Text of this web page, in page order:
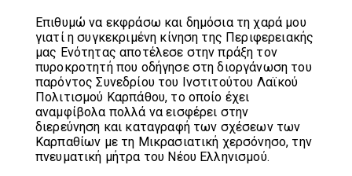
Επιθυμώ να εκφράσω και δημόσια τη χαρά μου
γιατί η συγκεκριμένη κίνηση της Περιφερειακής
μας Ενότητας αποτέλεσε στην πράξη τον
πυροκροτητή που οδήγησε στη διοργάνωση του
παρόντος Συνεδρίου του Ινστιτούτου Λαϊκού
Πολιτισμού Καρπάθου, το οποίο έχει
αναμφίβολα πολλά να εισφέρει στην
διερεύνηση και καταγραφή των σχέσεων των
Καρπαθίων με τη Μικρασιατική χερσόνησο, την
πνευματική μήτρα του Νέου Ελληνισμού.